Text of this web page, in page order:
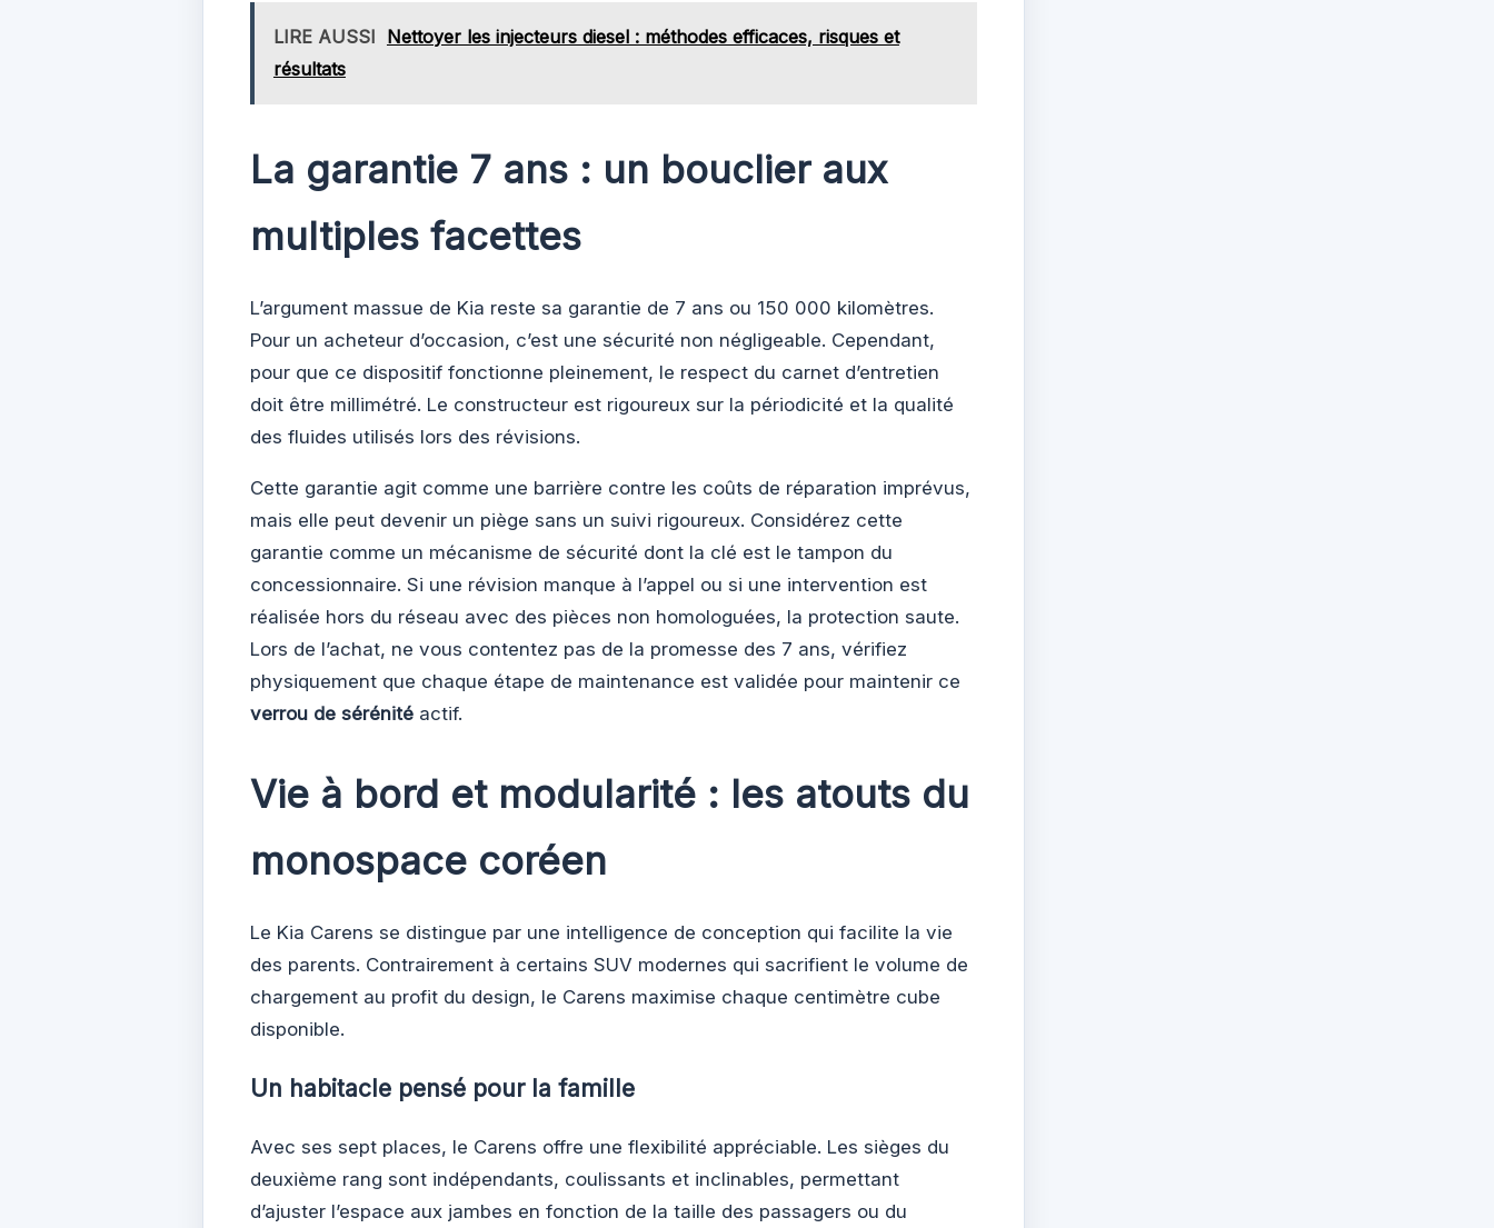
LIRE AUSSI Nettoyer les injecteurs diesel : méthodes efficaces, risques et
résultats
La garantie 7 ans : un bouclier aux
multiples facettes
L’argument massue de Kia reste sa garantie de 7 ans ou 150 000 kilomètres.
Pour un acheteur d’occasion, c’est une sécurité non négligeable. Cependant,
pour que ce dispositif fonctionne pleinement, le respect du carnet d’entretien
doit être millimétré. Le constructeur est rigoureux sur la périodicité et la qualité
des fluides utilisés lors des révisions.
Cette garantie agit comme une barrière contre les coûts de réparation imprévus,
mais elle peut devenir un piège sans un suivi rigoureux. Considérez cette
garantie comme un mécanisme de sécurité dont la clé est le tampon du
concessionnaire. Si une révision manque à l’appel ou si une intervention est
réalisée hors du réseau avec des pièces non homologuées, la protection saute.
Lors de l’achat, ne vous contentez pas de la promesse des 7 ans, vérifiez
physiquement que chaque étape de maintenance est validée pour maintenir ce
verrou de sérénité actif.
Vie à bord et modularité : les atouts du
monospace coréen
Le Kia Carens se distingue par une intelligence de conception qui facilite la vie
des parents. Contrairement à certains SUV modernes qui sacrifient le volume de
chargement au profit du design, le Carens maximise chaque centimètre cube
disponible.
Un habitacle pensé pour la famille
Avec ses sept places, le Carens offre une flexibilité appréciable. Les sièges du
deuxième rang sont indépendants, coulissants et inclinables, permettant
d’ajuster l’espace aux jambes en fonction de la taille des passagers ou du